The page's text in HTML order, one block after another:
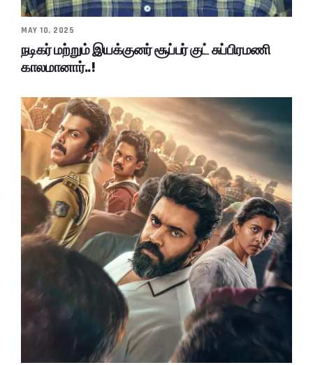
MAY 10, 2025
நடிகர் மற்றும் இயக்குனர் சூப்பர் குட் சுப்பிரமணி
காலமானார்..!